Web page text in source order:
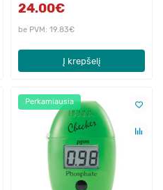
24.00€
be PVM: 19.83€
Į krepšelį
Perkamiausia